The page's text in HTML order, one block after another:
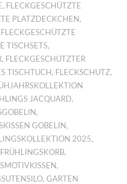
, FLECKGESCHÜTZTE
PLATZDECKCHEN ,
FLECKGESCHÜTZTE
TISCHSETS,
, FLECKGESCHÜTZTER
TISCHTUCH , FLECKSCHUTZ,
JACQUARD,
,
GOBELIN ,
2025,
FRÜHLINGSKORB,
,
,GARTEN